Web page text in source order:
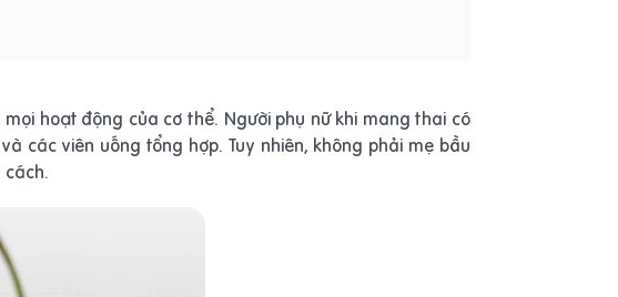
hoạt động của cơ thể. Người phụ nữ khi mang thai có
các viên uống tổng hợp. Tuy nhiên, không phải mẹ bầu